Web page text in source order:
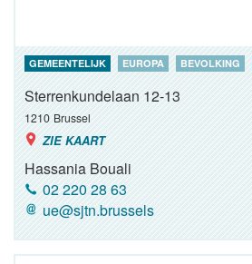
GEMEENTELIJK EUROPA BEVOLKING
Sterrenkundelaan 12-13
1210 Brussel
ZIE KAART
Hassania Bouali
02 220 28 63
ue@sjtn.brussels